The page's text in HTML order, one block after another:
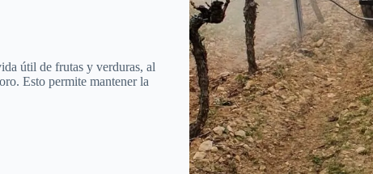
útil de frutas y verduras, al
Esto permite mantener la